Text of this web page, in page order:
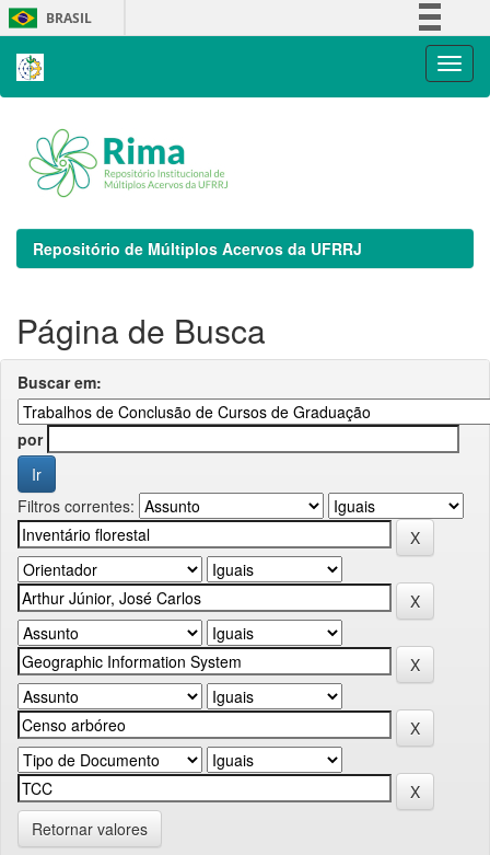
Skip
navigation
BRASIL
Repositório de Múltiplos Acervos da UFRRJ
Página de Busca
Buscar em:
por
Filtros correntes:
Retornar valores